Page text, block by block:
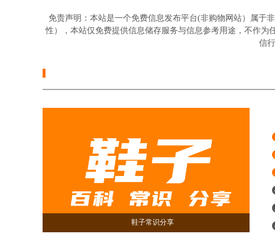
免责声明：本站是一个免费信息发布平台(非购物网站）属于
性），本站仅免费提供信息储存服务与信息参考用途，不作
信
鞋子常识分享